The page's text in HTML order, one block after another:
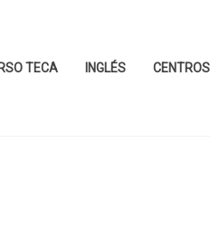
TECA INGLÉS CENTROS